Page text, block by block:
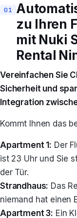
zu Ihren
mit Nuki
Rental
Vereinfachen Sie
Sicherheit und
Integration
Kommt Ihnen das
Apartment 1: Der
ist 23 Uhr und Sie
der Tür.
Strandhaus: Das
niemand hat einen
Apartment 3: Ein